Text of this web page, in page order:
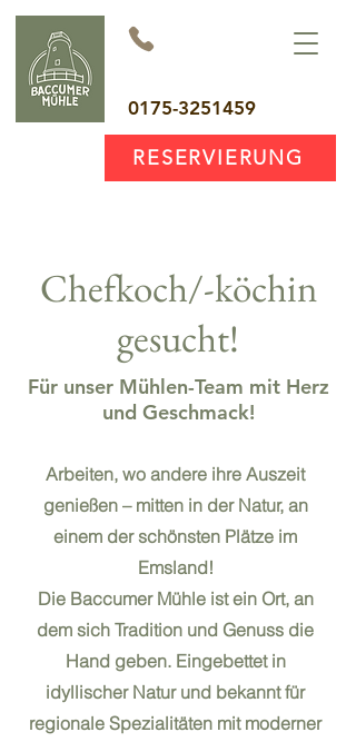
0175-3251459
RESERVIERUNG
Chefkoch/-köchin
gesucht!
Für unser Mühlen-Team mit Herz
und Geschmack!
Arbeiten, wo andere ihre Auszeit
genießen – mitten in der Natur, an
einem der schönsten Plätze im
Emsland!
Die Baccumer Mühle ist ein Ort, an
dem sich Tradition und Genuss die
Hand geben. Eingebettet in
idyllischer Natur und bekannt für
regionale Spezialitäten mit moderner